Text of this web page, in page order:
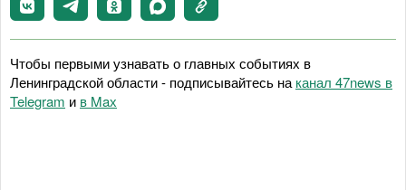
Чтобы первыми узнавать о главных событиях в
Ленинградской области - подписывайтесь на канал 47news в
Telegram и в Maх